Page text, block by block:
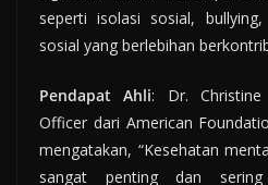
seperti isolasi sosial,
sosial yang berlebihan
Pendapat Ahli: Dr.
Officer dari American
mengatakan, “Kesehatan
sangat penting dan